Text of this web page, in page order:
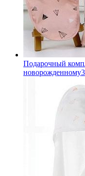
Подарочный
новорожденному3